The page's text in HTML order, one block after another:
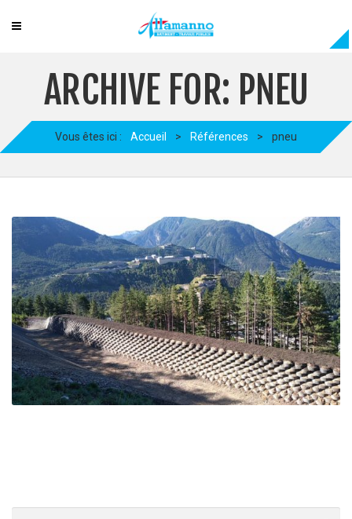
ARCHIVE FOR: PNEU
Vous êtes ici : Accueil > Références > pneu